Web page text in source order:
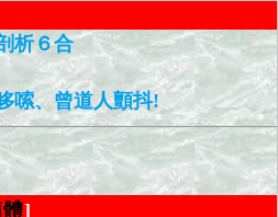
析６合
嗦、曾道人顫抖!
]